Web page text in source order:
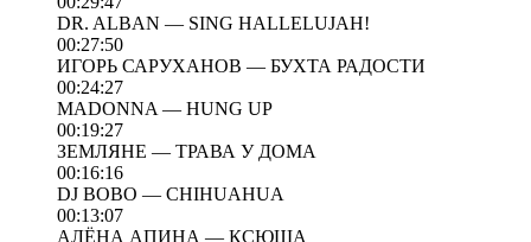
DR. ALBAN — SING HALLELUJAH!
00:27:50
ИГОРЬ САРУХАНОВ — БУХТА РАДОСТИ
00:24:27
MADONNA — HUNG UP
00:19:27
ЗЕМЛЯНЕ — ТРАВА У ДОМА
00:16:16
DJ BOBO — CHIHUAHUA
00:13:07
АЛЁНА АПИНА — КСЮША